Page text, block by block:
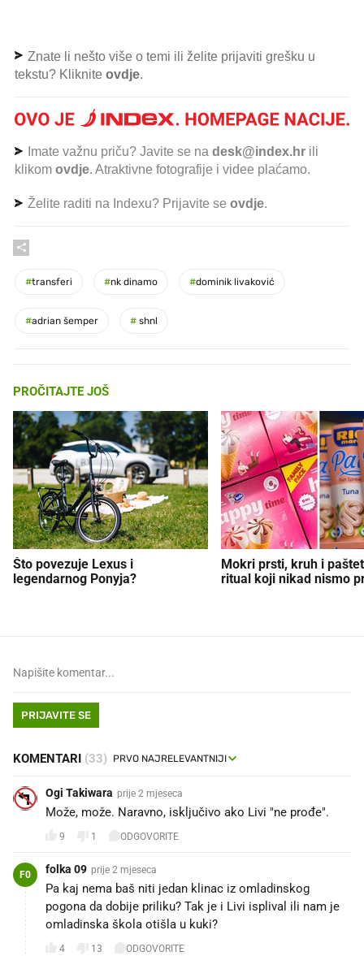
Znate li nešto više o temi ili želite prijaviti grešku u
tekstu? Kliknite ovdje.
Imate važnu priču? Javite se na desk@index.hr ili
klikom ovdje. Atraktivne fotografije i videe plaćamo.
Želite raditi na Indexu? Prijavite se ovdje.
#transferi #nk dinamo #dominik livaković
#adrian šemper # shnl
PROČITAJTE JOŠ
Što povezuje Lexus i
legendarnog Ponyja?
Mokri prsti, kruh i
ritual koji nikad nismo
PRIJAVITE SE
KOMENTARI (33)
Ogi Takiwara prije 2 mjeseca
Može, može. Naravno, isključivo ako Livi "ne prođe".
9 1 ODGOVORITE
F0 folka 09 prije 2 mjeseca
Pa kaj nema baš niti jedan klinac iz omladinskog
pogona da dobije priliku? Tak je i Livi isplival ili nam je
omladinska škola otišla u kuki?
4 13 ODGOVORITE